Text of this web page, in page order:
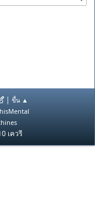
| ขึ้น ▲
เควรี